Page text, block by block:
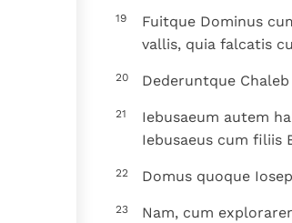
19
Fuitque Dominus
vallis, quia falcatis
20 Dederuntque
21
Iebusaeum autem
Iebusaeus cum filiis
22 Domus quoque
23 Nam, cum